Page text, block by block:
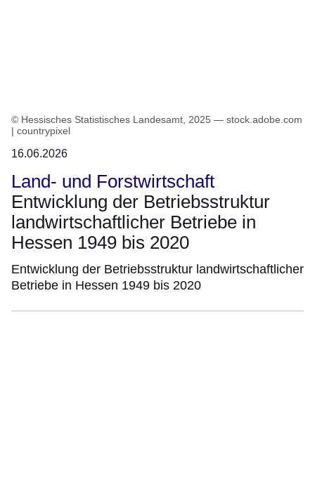
© Hessisches Statistisches Landesamt, 2025 — stock.adobe.com
| countrypixel
16.06.2026
Land- und Forstwirtschaft
Entwicklung der Betriebsstruktur
landwirtschaftlicher Betriebe in
Hessen 1949 bis 2020
Entwicklung der Betriebsstruktur landwirtschaftlicher
Betriebe in Hessen 1949 bis 2020